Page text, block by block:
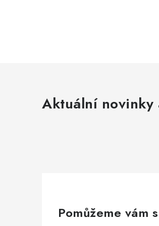
Aktuální novinky
Pomůžeme vám